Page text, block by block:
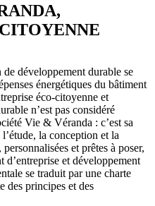
développement durable se
énergétiques du bâtiment
éco-citoyenne et
n’est pas considéré
Vie & Véranda : c’est sa
la conception et la
et prêtes à poser,
et développement
se traduit par une charte
des principes et des